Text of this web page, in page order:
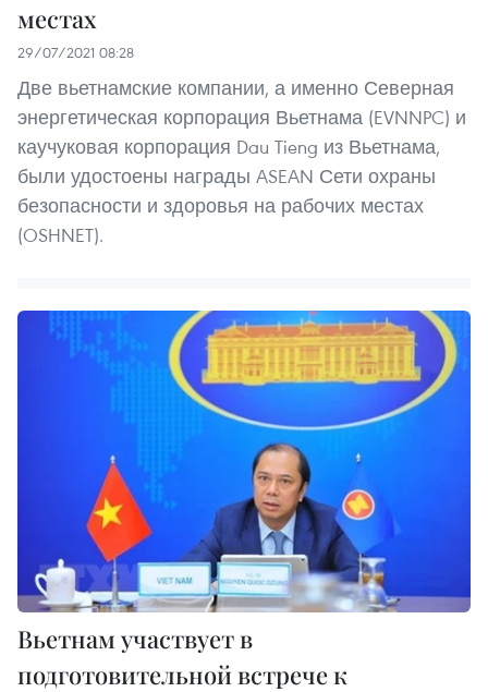
местах
29/07/2021 08:28
Две вьетнамские компании, а именно Северная
энергетическая корпорация Вьетнама (EVNNPC) и
каучуковая корпорация Dau Tieng из Вьетнама,
были удостоены награды ASEAN Сети охраны
безопасности и здоровья на рабочих местах
(OSHNET).
Вьетнам участвует в
подготовительной встрече к